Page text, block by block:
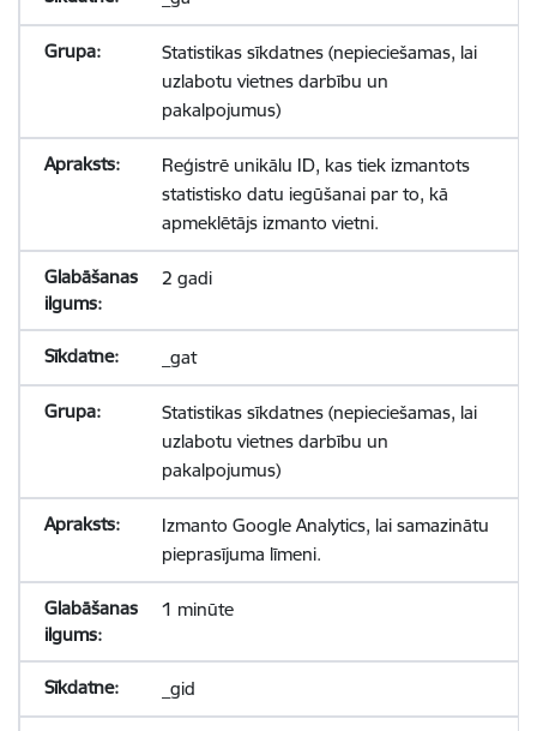
Statistikas sīkdatnes (nepieciešamas, lai
uzlabotu vietnes darbību un
pakalpojumus)
Reģistrē unikālu ID, kas tiek izmantots
statistisko datu iegūšanai par to, kā
apmeklētājs izmanto vietni.
2 gadi
_gat
Statistikas sīkdatnes (nepieciešamas, lai
uzlabotu vietnes darbību un
pakalpojumus)
Izmanto Google Analytics, lai samazinātu
pieprasījuma līmeni.
1 minūte
_gid